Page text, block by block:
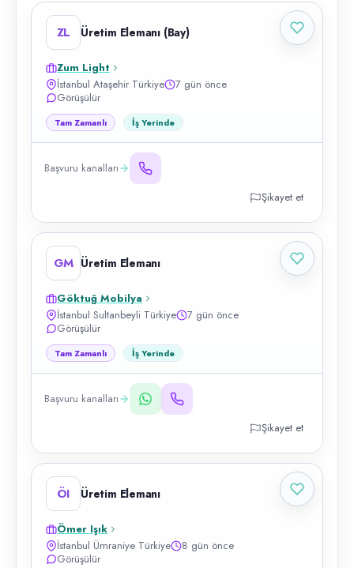
ZL Üretim Elemanı (Bay)
Zum Light
İstanbul Ataşehir Türkiye
7 gün önce
Görüşülür
Tam Zamanlı İş Yerinde
Başvuru kanalları
Şikayet et
GM Üretim Elemanı
Göktuğ Mobilya
İstanbul Sultanbeyli Türkiye
7 gün önce
Görüşülür
Tam Zamanlı İş Yerinde
Başvuru kanalları
Şikayet et
ÖI Üretim Elemanı
Ömer Işık
İstanbul Ümraniye Türkiye
8 gün önce
Görüşülür